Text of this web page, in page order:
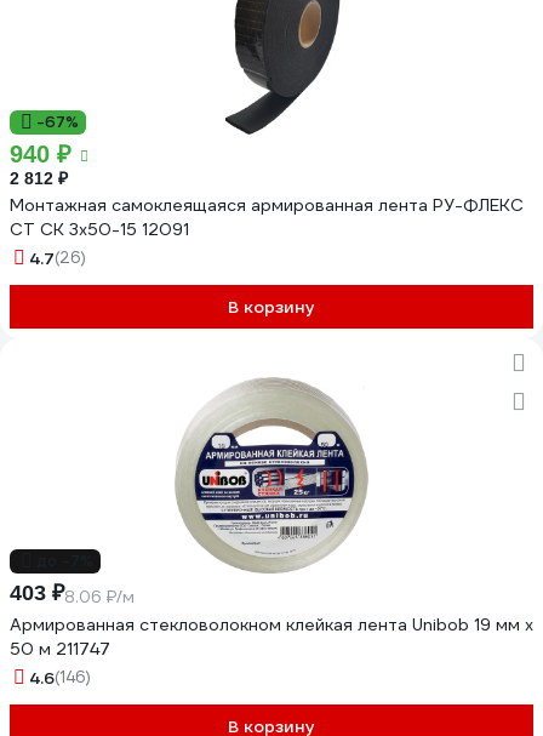
-67%
940 ₽
2 812 ₽
Монтажная самоклеящаяся армированная лента РУ-ФЛЕКС
СТ СК 3x50-15 12091
4.7(26)
В корзину
403 ₽8.06 ₽/м
Армированная стекловолокном клейкая лента Unibob 19 мм х
50 м 211747
4.6(146)
В корзину